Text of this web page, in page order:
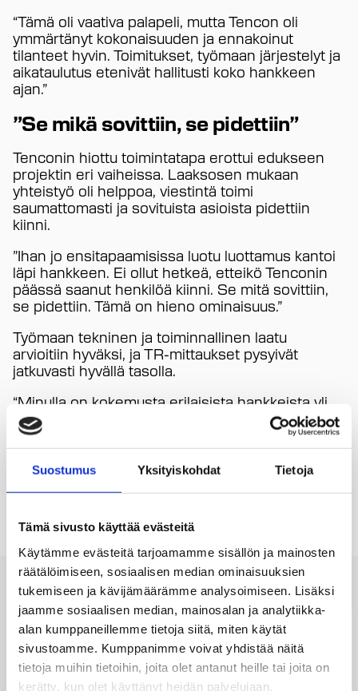
Suostumus Yksityiskohdat Tietoja
Tämä sivusto käyttää evästeitä
Käytämme evästeitä tarjoamamme sisällön ja mainosten
räätälöimiseen, sosiaalisen median ominaisuuksien
tukemiseen ja kävijämäärämme analysoimiseen. Lisäksi
jaamme sosiaalisen median, mainosalan ja analytiikka-
alan kumppaneillemme tietoja siitä, miten käytät
sivustoamme. Kumppanimme voivat yhdistää näitä
tietoja muihin tietoihin, joita olet antanut heille tai joita on
kerätty, kun olet käyttänyt heidän palvelujaan.
“Tämä oli vaativa palapeli, mutta Tencon oli
ymmärtänyt kokonaisuuden ja ennakoinut
tilanteet hyvin. Toimitukset, työmaan järjestelyt ja
aikataulutus etenivät hallitusti koko hankkeen
ajan.”
”Se mikä sovittiin, se pidettiin”
Tenconin hiottu toimintatapa erottui edukseen
projektin eri vaiheissa. Laaksosen mukaan
yhteistyö oli helppoa, viestintä toimi
saumattomasti ja sovituista asioista pidettiin
kiinni.
”Ihan jo ensitapaamisissa luotu luottamus kantoi
läpi hankkeen. Ei ollut hetkeä, etteikö Tenconin
päässä saanut henkilöä kiinni. Se mitä sovittiin,
se pidettiin. Tämä on hieno ominaisuus.”
Työmaan tekninen ja toiminnallinen laatu
arvioitiin hyväksi, ja TR-mittaukset pysyivät
jatkuvasti hyvällä tasolla.
“Minulla on kokemusta erilaisista hankkeista yli
30 vuoden ajalta, ja tiedän, että onnistuminen
riippuu yhtä lailla tiimistä kuin taustalla olevan
yrityksen tavasta toimia. Tenconilla prosessit
ovat kunnossa ja vastuut selkeitä, mikä edistää
vuokrattu.
Lue myös